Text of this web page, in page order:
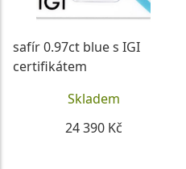
safír 0.97ct blue s IGI
certifikátem
Skladem
24 390 Kč